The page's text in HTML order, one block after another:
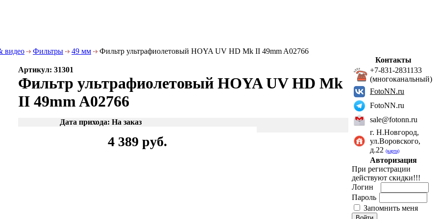
видео Фильтры 49 мм Фильтр ультрафиолетовый HOYA UV HD Mk II 49mm A02766
Артикул: 31301
Фильтр ультрафиолетовый HOYA UV HD Mk
II 49mm A02766
Дата прихода: На заказ
4 389 руб.
Контакты
+7-831-2831133
(многоканальный)
FotoNN.ru
FotoNN.ru
sale@fotonn.ru
г. Н.Новгород,
ул.Воровского,
д.22 (карта)
Авторизация
При регистрации
действуют скидки!!!
Логин
Пароль
Запомнить меня